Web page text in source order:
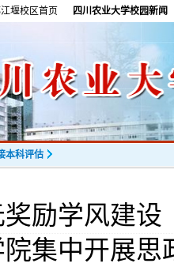
堰校区首页 四川农业大学校园新闻
本科评估
励学风建设
集中开展